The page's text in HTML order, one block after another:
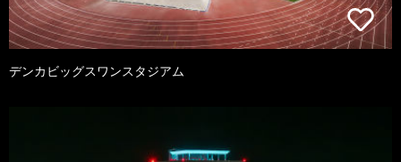
デンカビッグスワンスタジアム